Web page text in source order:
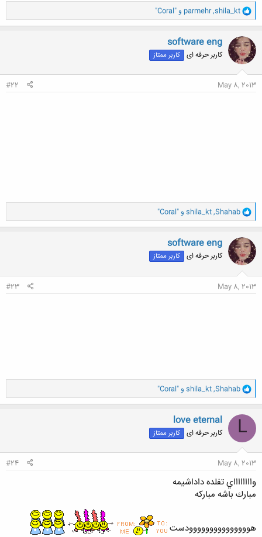
و
ا
ک
ن
ش
ه
ا
shila_kt
,
parmehr و "Coral"
software eng
کاربر حرفه ای کاربر ممتاز
May 8, 2013
#22
و
ا
ک
ن
ش
ه
ا
Shahab
,
shila_kt و"Coral"
software eng
کاربر حرفه ای کاربر ممتاز
May 8, 2013
#23
و
ا
ک
ن
ه
ا
Shahab
,
shila_kt و "Coral"
L
love eternal
کاربر حرفه ای کاربر ممتاز
May 8, 2013
#24
وااااااااي تفلده داداشيمه
مبارك باشه مباركه
هووووووووووووووودست